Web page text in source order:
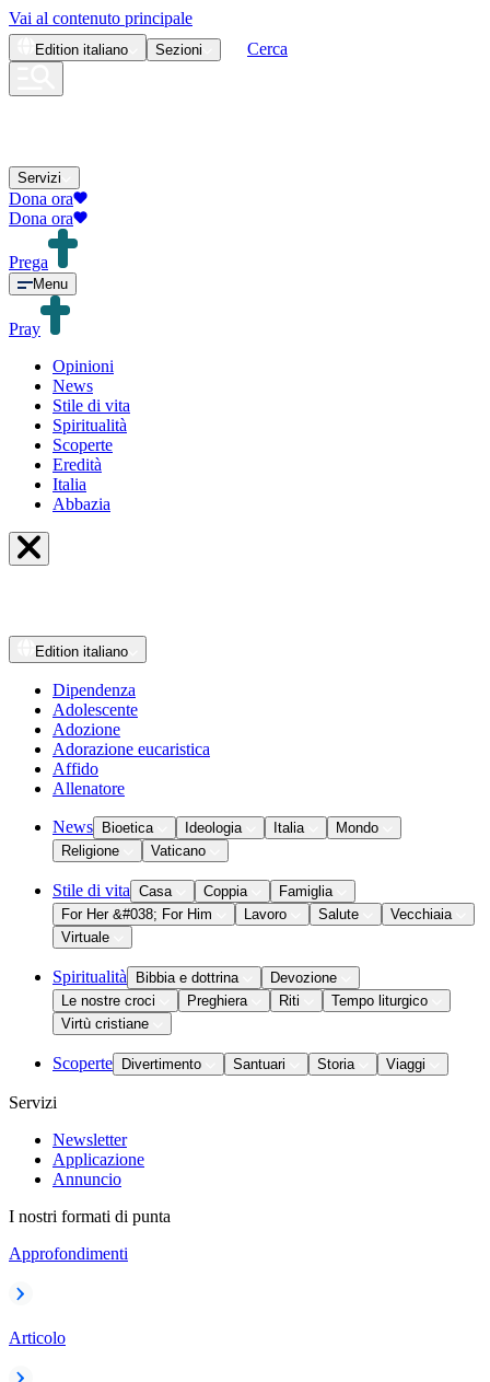
Vai al contenuto principale
Edition italiano Sezioni Cerca
Servizi
Dona ora
Dona ora
Prega
Menu
Pray
Opinioni
News
Stile di vita
Spiritualità
Scoperte
Eredità
Italia
Abbazia
Edition italiano
Dipendenza
Adolescente
Adozione
Adorazione eucaristica
Affido
Allenatore
News Bioetica Ideologia Italia
Mondo
Religione
Vaticano
Stile di vita Casa Coppia
Famiglia
For Her &#038; For Him
Lavoro Salute
Vecchiaia
Virtuale
Spiritualità Bibbia e dottrina
Devozione
Le nostre croci
Preghiera Riti
Tempo liturgico
Virtù cristiane
Scoperte Divertimento Santuari Storia Viaggi
Servizi
Newsletter
Applicazione
Annuncio
I nostri formati di punta
Approfondimenti
Articolo